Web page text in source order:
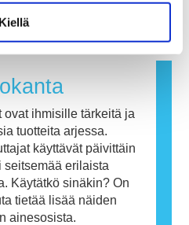
Kiellä
Allergisen
kutsutaan
ja
voivat olla joillekin
ei kuitenkaan
turvallista käyttää
ovat ihmisille tärkeitä ja
tuotteita arjessa.
käyttävät päivittäin
seitsemää erilaista
Käytätkö sinäkin? On
tietää lisää näiden
ainesosista.